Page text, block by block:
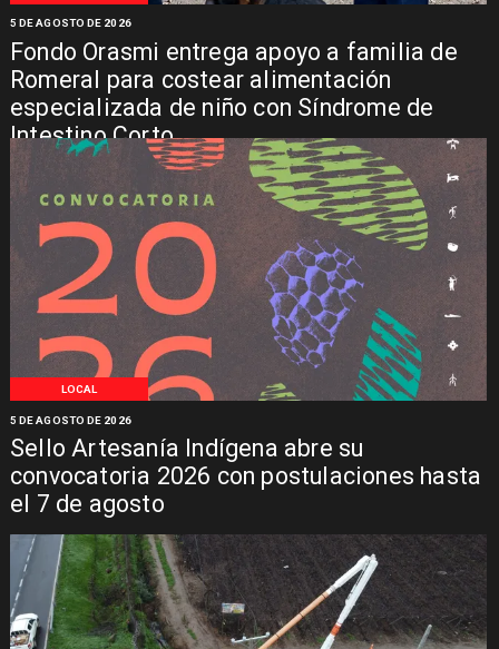
Fondo Orasmi entrega apoyo a familia de
Romeral para costear alimentación
especializada de niño con Síndrome de
Intestino Corto
5 DE AGOSTO DE 2026
LOCAL
Sello Artesanía Indígena abre su
convocatoria 2026 con postulaciones hasta
el 7 de agosto
5 DE AGOSTO DE 2026